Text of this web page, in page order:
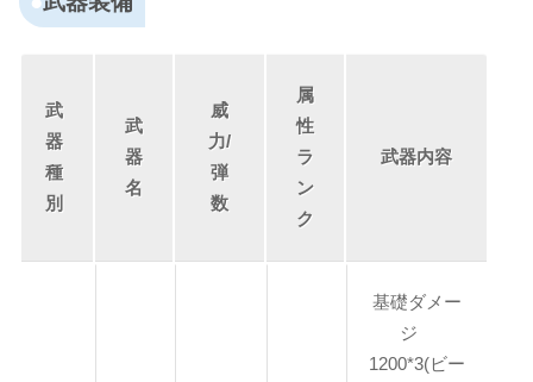
武
器
種
別
武
器
名
威
力/
弾
数
属
性
ラ
ン
ク
武器内容
基礎ダメー
ジ
1200*3(ビー